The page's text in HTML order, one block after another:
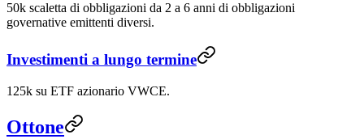
50k scaletta di obbligazioni da 2 a 6 anni di obbligazioni
governative emittenti diversi.
Investimenti a lungo termine
125k su ETF azionario VWCE.
Ottone